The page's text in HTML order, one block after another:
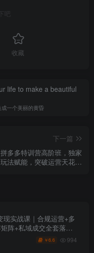
吧
收藏
life to make a beautiful
一个美丽的黄昏
下一篇
拼多多特训营高阶班，独家
玩法赋能，突破运营天花板
现实战课｜合规运营+多
阵+私域成交全套落地
￥6.6 994